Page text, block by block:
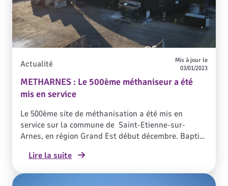
METHARNES : Le 500ème méthaniseur a été
mis en service
Actualité
Mis à jour le
03/01/2023
Le 500ème site de méthanisation a été mis en
service sur la commune de Saint-Etienne-sur-
Arnes, en région Grand Est début décembre. Baptisé
gaz vert, renouvelable, soit la consommation
moyenne de 4700 logements neufs*. En pleine crise
Lire la suite